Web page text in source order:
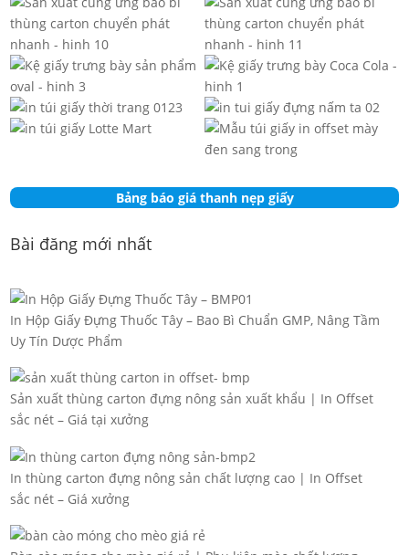
Bảng báo giá thanh nẹp giấy
Bài đăng mới nhất
In Hộp Giấy Đựng Thuốc Tây – Bao Bì Chuẩn GMP, Nâng Tầm
Uy Tín Dược Phẩm
Sản xuất thùng carton đựng nông sản xuất khẩu | In Offset
sắc nét – Giá tại xưởng
In thùng carton đựng nông sản chất lượng cao | In Offset
sắc nét – Giá xưởng